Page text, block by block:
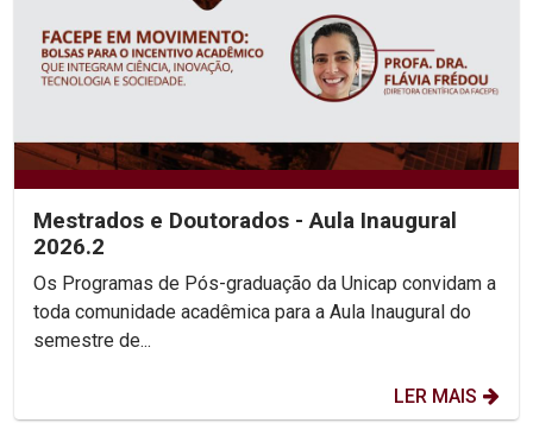
Mestrados e Doutorados - Aula Inaugural
2026.2
Os Programas de Pós-graduação da Unicap convidam a
toda comunidade acadêmica para a Aula Inaugural do
semestre de...
LER MAIS